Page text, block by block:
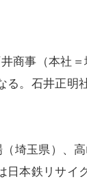
商事（本社
る。石井正明
埼玉県）、
日本鉄リサイ